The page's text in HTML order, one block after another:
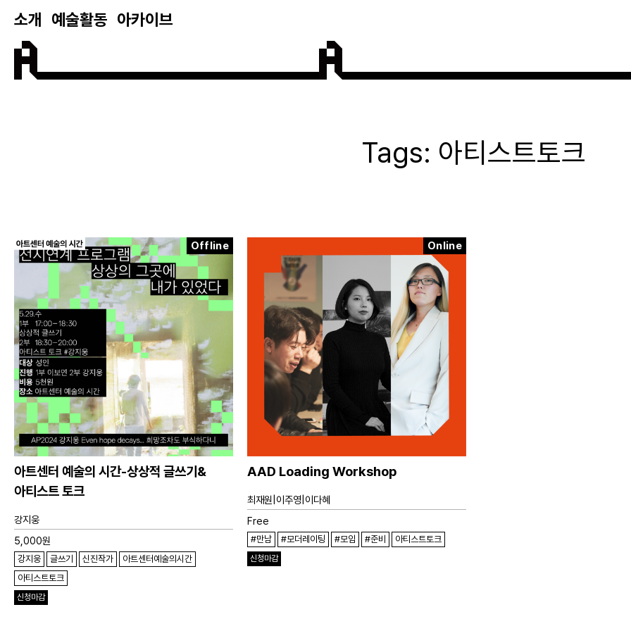
소개 예술활동 아카이브
아티스트토크
Offline
아트센터 예술의 시간-상상적 글쓰기&
아티스트 토크
강지웅
5,000원
강지웅 글쓰기 신진작가
아트센터예술의시간
아티스트토크
신청마감
Online
AAD Loading Workshop
최재원|이주영|이다혜
Free
#만남 #모더레이팅 #모임 #준비 아티스트토크
신청마감